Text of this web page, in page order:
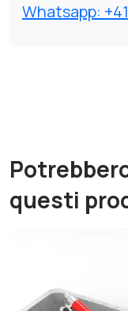
Whatsapp:
questi